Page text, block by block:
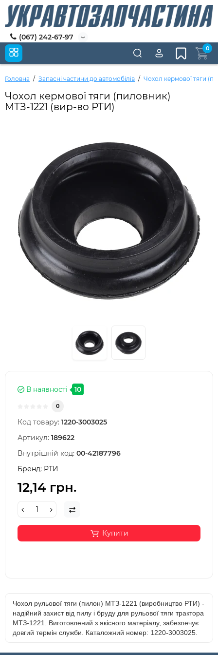
(067) 242-67-97
0
Головна Запасні частини до автомобілів Чохол кермової тяги
Чохол кермової тяги (пиловник)
МТЗ-1221 (вир-во РТИ)
В наявності 10
0
Код товару: 1220-3003025
Артикул: 189622
Внутрішній код: 00-42187796
Бренд: РТИ
12,14 грн.
Купити
Чохол рульової тяги (пилон) МТЗ-1221 (виробництво РТИ) -
надійний захист від пилу і бруду для рульової тяги трактора
МТЗ-1221. Виготовлений з якісного матеріалу, забезпечує
довгий термін служби. Каталожний номер: 1220-3003025.